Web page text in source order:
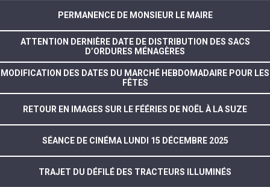
PERMANENCE DE MONSIEUR LE MAIRE
ATTENTION DERNIÈRE DATE DE DISTRIBUTION DES SACS
D’ORDURES MÉNAGÈRES
MODIFICATION DES DATES DU MARCHÉ HEBDOMADAIRE POUR LES
FÊTES
RETOUR EN IMAGES SUR LE FÉÉRIES DE NOËL À LA SUZE
SÉANCE DE CINÉMA LUNDI 15 DÉCEMBRE 2025
TRAJET DU DÉFILÉ DES TRACTEURS ILLUMINÉS